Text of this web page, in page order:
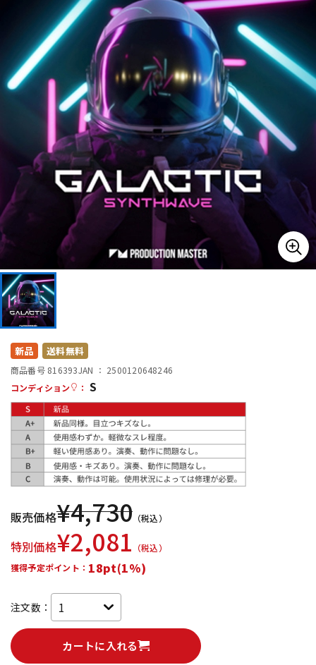
ドラム パーカッション
キーボード 電子ピアノ
管楽器 その他楽器
アンプ エフェクター
DJ機器
配信/ライブ機器
新品 送料無料
商品番号 816393JAN ： 2500120648246
コンディション
： S
販売価格¥4,730 （税込）
特別価格¥2,081 （税込）
獲得予定ポイント： 18pt(1%)
注文数：
カートに入れる